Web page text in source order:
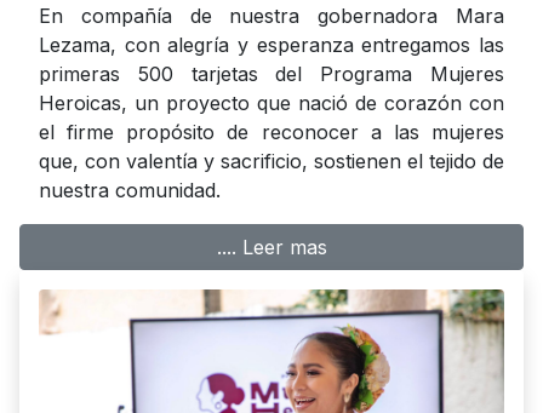
En compañía de nuestra gobernadora Mara
Lezama, con alegría y esperanza entregamos las
primeras 500 tarjetas del Programa Mujeres
Heroicas, un proyecto que nació de corazón con
el firme propósito de reconocer a las mujeres
que, con valentía y sacrificio, sostienen el tejido de
nuestra comunidad.
.... Leer mas